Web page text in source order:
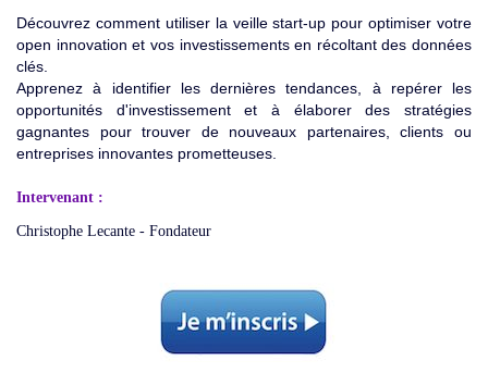
Découvrez comment utiliser la veille start-up pour optimiser votre
open innovation et vos investissements en récoltant des données
clés.
Apprenez à identifier les dernières tendances, à repérer les
opportunités d'investissement et à élaborer des stratégies
gagnantes pour trouver de nouveaux partenaires, clients ou
entreprises innovantes prometteuses.
Intervenant :
Christophe Lecante - Fondateur